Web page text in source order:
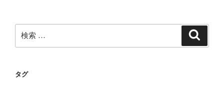
ゲ
ー
ョ
ジ
検
索:
タグ